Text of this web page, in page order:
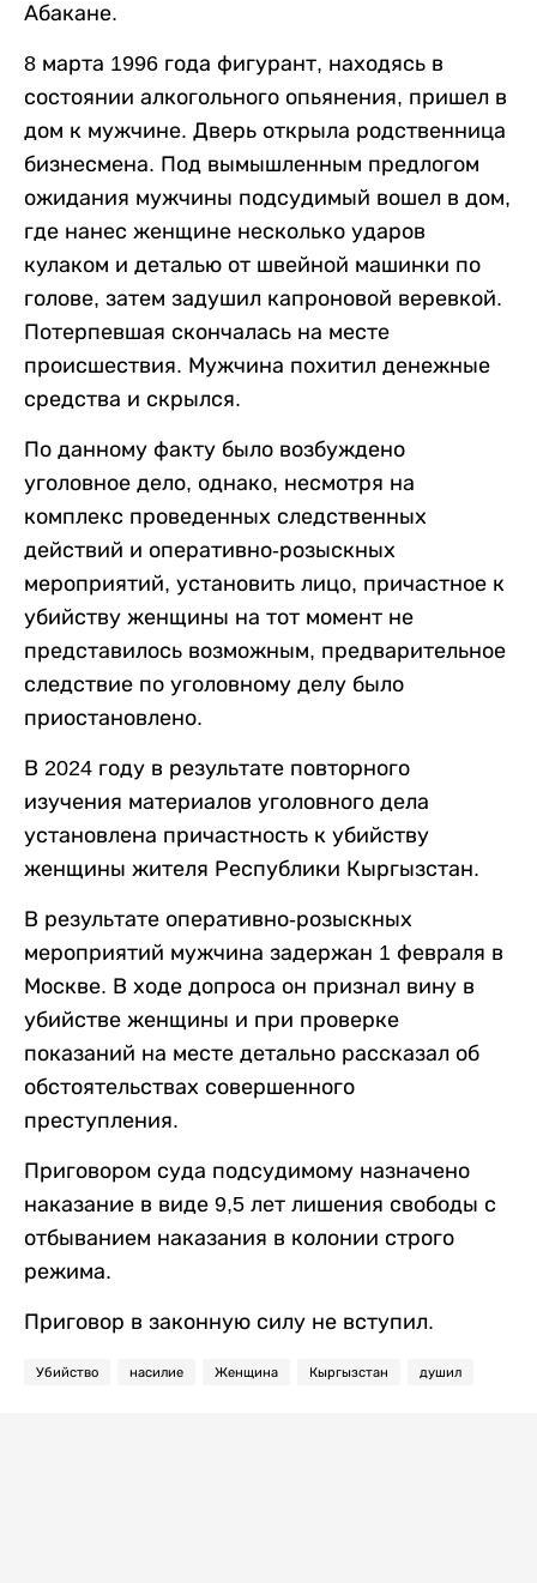
Абакане.
8 марта 1996 года фигурант, находясь в
состоянии алкогольного опьянения, пришел в
дом к мужчине. Дверь открыла родственница
бизнесмена. Под вымышленным предлогом
ожидания мужчины подсудимый вошел в дом,
где нанес женщине несколько ударов
кулаком и деталью от швейной машинки по
голове, затем задушил капроновой веревкой.
Потерпевшая скончалась на месте
происшествия. Мужчина похитил денежные
средства и скрылся.
По данному факту было возбуждено
уголовное дело, однако, несмотря на
комплекс проведенных следственных
действий и оперативно-розыскных
мероприятий, установить лицо, причастное к
убийству женщины на тот момент не
представилось возможным, предварительное
следствие по уголовному делу было
приостановлено.
В 2024 году в результате повторного
изучения материалов уголовного дела
установлена причастность к убийству
женщины жителя Республики Кыргызстан.
В результате оперативно-розыскных
мероприятий мужчина задержан 1 февраля в
Москве. В ходе допроса он признал вину в
убийстве женщины и при проверке
показаний на месте детально рассказал об
обстоятельствах совершенного
преступления.
Приговором суда подсудимому назначено
наказание в виде 9,5 лет лишения свободы с
отбыванием наказания в колонии строго
режима.
Приговор в законную силу не вступил.
Убийство насилие Женщина Кыргызстан душил